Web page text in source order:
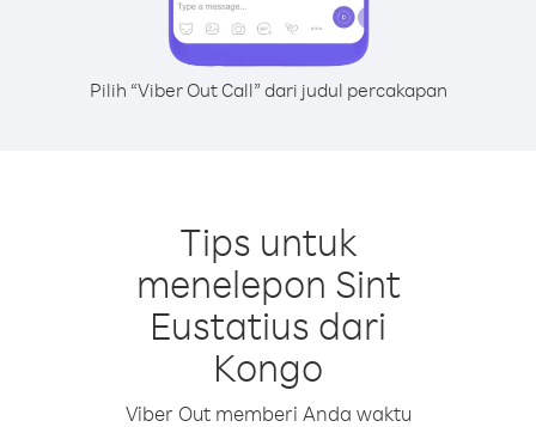
Pilih “Viber Out Call” dari judul percakapan
Tips untuk
menelepon Sint
Eustatius dari
Kongo
Viber Out memberi Anda waktu